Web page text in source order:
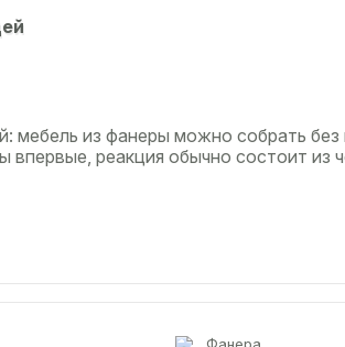
мебель из фанеры можно собрать
впервые, реакция обычно состоит из